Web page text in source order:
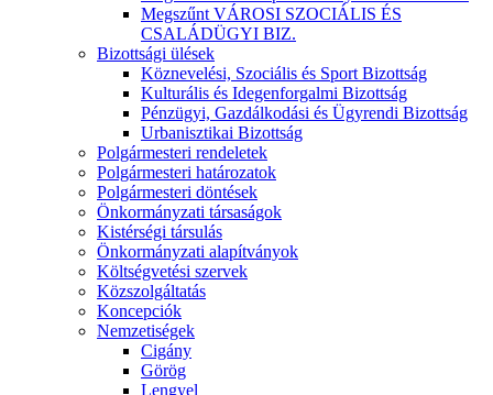
Megszűnt VÁROSI SZOCIÁLIS ÉS
CSALÁDÜGYI BIZ.
Bizottsági ülések
Köznevelési, Szociális és Sport Bizottság
Kulturális és Idegenforgalmi Bizottság
Pénzügyi, Gazdálkodási és Ügyrendi Bizottság
Urbanisztikai Bizottság
Polgármesteri rendeletek
Polgármesteri határozatok
Polgármesteri döntések
Önkormányzati társaságok
Kistérségi társulás
Önkormányzati alapítványok
Költségvetési szervek
Közszolgáltatás
Koncepciók
Nemzetiségek
Cigány
Görög
Lengyel